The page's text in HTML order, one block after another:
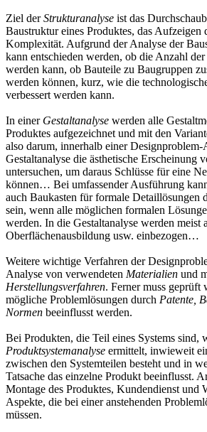
Ziel derStrukturanalyse ist das
Baustruktur eines Produktes, das Aufzeigen
Komplexität. Aufgrund der Analyse der
kann entschieden werden, ob die Anzahl
werden kann, ob Bauteile zu Baugruppen
werden können, kurz, wie die
verbessert werden kann.
In einer Gestaltanalyse werden alle
Produktes aufgezeichnet und mit den
also darum, innerhalb einer
Gestaltanalyse die ästhetische Erscheinung
untersuchen, um daraus Schlüsse für eine
können… Bei umfassender Ausführung
auch Baukasten für formale Detaillösungen
sein, wenn alle möglichen formalen
werden. In die Gestaltanalyse werden meist
Oberflächenausbildung usw. einbezogen…
Weitere wichtige Verfahren der
Analyse von verwendeten Materialien und
Herstellungsverfahren. Ferner muss
mögliche Problemlösungen durch Patente,
Normen beeinflusst werden.
Bei Produkten, die Teil eines Systems sind,
Produktsystemanalyse ermittelt, inwieweit
zwischen den Systemteilen besteht und in
Tatsache das einzelne Produkt beeinflusst.
Montage des Produktes, Kundendienst und
Aspekte, die bei einer anstehenden
müssen.